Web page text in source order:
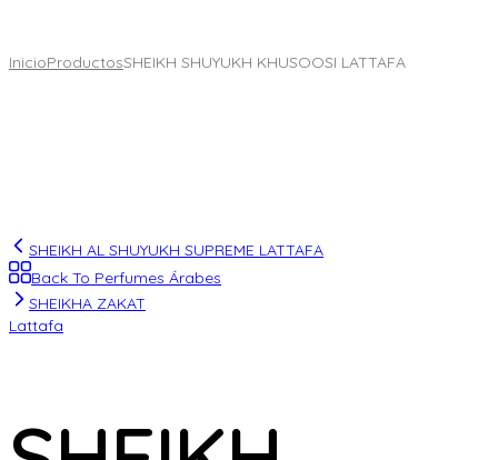
InicioProductosSHEIKH SHUYUKH KHUSOOSI LATTAFA
SHEIKH AL SHUYUKH SUPREME LATTAFA
Back To Perfumes Árabes
SHEIKHA ZAKAT
Lattafa